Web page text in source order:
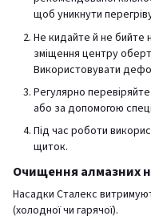
щоб уникнути
Не кидайте й не
зміщення центру
Використовувати
Регулярно
або за допомогою
Під час роботи
щиток.
Очищення алмазних
Насадки Сталекс
(холодної чи гарячої).